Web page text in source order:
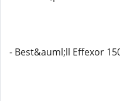
- Best&auml;ll Effexor